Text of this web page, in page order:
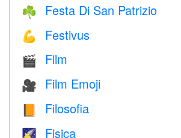
☘️ Festa Di San Patrizio
💪 Festivus
🎬 Film
🎥 Film Emoji
📙 Filosofia
🌠 Fisica